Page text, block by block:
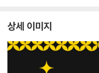
상세 이미지